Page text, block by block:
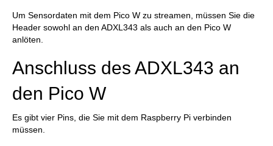
Um Sensordaten mit dem Pico W zu streamen, müssen Sie die
Header sowohl an den ADXL343 als auch an den Pico W
anlöten.
Anschluss des ADXL343 an
den Pico W
Es gibt vier Pins, die Sie mit dem Raspberry Pi verbinden
müssen.